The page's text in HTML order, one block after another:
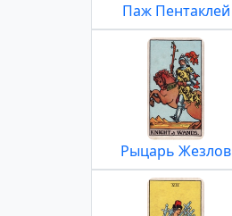
Паж Пентаклей
Рыцарь Жезлов